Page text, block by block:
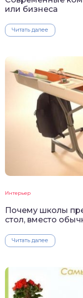
или бизнеса
Читать далее
Интерьер
Почему школы
стол, вместо
Читать далее